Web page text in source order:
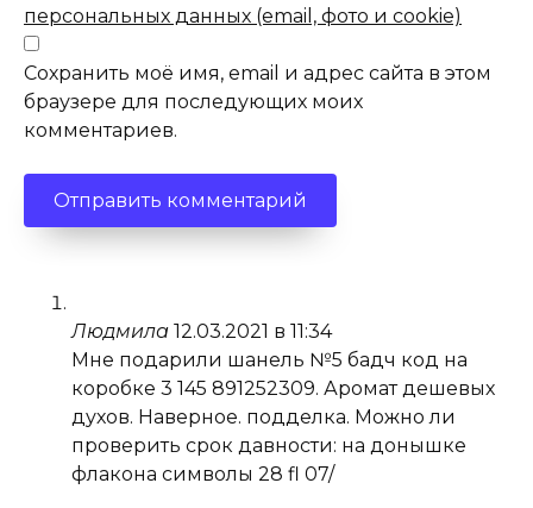
персональных данных (email, фото и cookie)
Сохранить моё имя, email и адрес сайта в этом
браузере для последующих моих
комментариев.
Людмила 12.03.2021 в 11:34
Мне подарили шанель №5 бадч код на
коробке 3 145 891252309. Аромат дешевых
духов. Наверное. подделка. Можно ли
проверить срок давности: на донышке
флакона символы 28 fl 07/